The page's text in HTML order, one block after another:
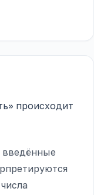
происходит
введённые